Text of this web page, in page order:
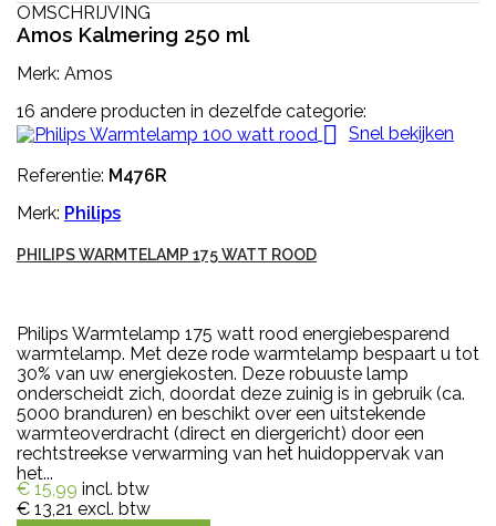
OMSCHRIJVING
Amos Kalmering 250 ml
Merk: Amos
16 andere producten in dezelfde categorie:
 Snel bekijken
Referentie: M476R
Merk: Philips
PHILIPS WARMTELAMP 175 WATT ROOD
Philips Warmtelamp 175 watt rood energiebesparend
warmtelamp. Met deze rode warmtelamp bespaart u tot
30% van uw energiekosten. Deze robuuste lamp
onderscheidt zich, doordat deze zuinig is in gebruik (ca.
5000 branduren) en beschikt over een uitstekende
warmteoverdracht (direct en diergericht) door een
rechtstreekse verwarming van het huidoppervak van
het...
€ 15,99 incl. btw
€ 13,21 excl. btw